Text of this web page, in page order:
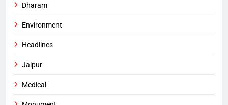
Dharam
Environment
Headlines
Jaipur
Medical